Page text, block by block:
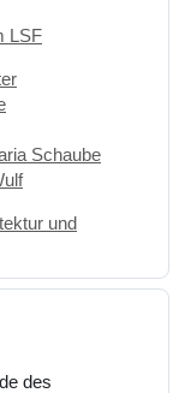
LSF
Schaube
und
des